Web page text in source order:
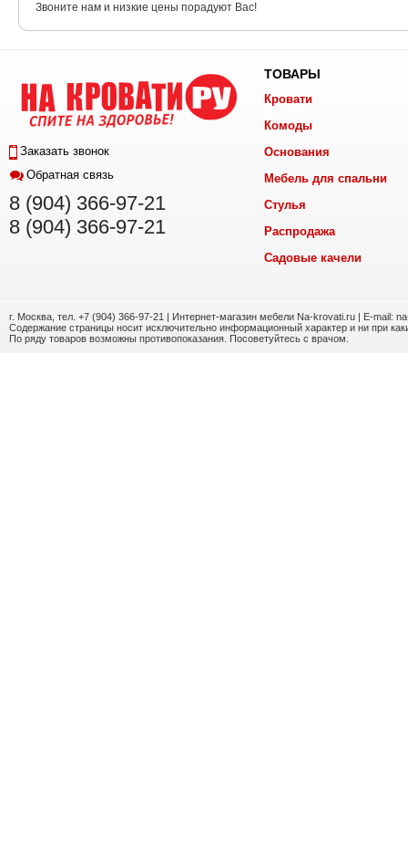
Звоните нам и низкие цены порадуют Вас!
Заказать звонок
Обратная связь
8 (904) 366-97-21
8 (904) 366-97-21
ТОВАРЫ
Кровати
Комоды
Основания
Мебель для спальни
Стулья
Распродажа
Садовые качели
г. Москва, тел. +7 (904) 366-97-21 | Интернет-магазин мебели Na-krovati.ru | E-mail:
Содержание страницы носит исключительно информационный характер и ни при
По ряду товаров возможны противопоказания. Посоветуйтесь с врачом.